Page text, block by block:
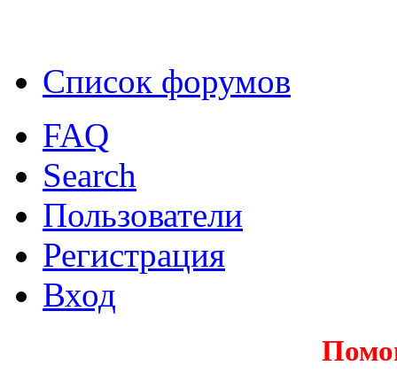
Список форумов
FAQ
Search
Пользователи
Регистрация
Вход